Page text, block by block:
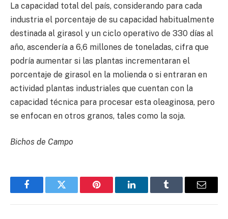
La capacidad total del país, considerando para cada
industria el porcentaje de su capacidad habitualmente
destinada al girasol y un ciclo operativo de 330 días al
año, ascendería a 6,6 millones de toneladas, cifra que
podría aumentar si las plantas incrementaran el
porcentaje de girasol en la molienda o si entraran en
actividad plantas industriales que cuentan con la
capacidad técnica para procesar esta oleaginosa, pero
se enfocan en otros granos, tales como la soja.
Bichos de Campo
FacebookTwitter Pinterest LinkedInTumblr Email